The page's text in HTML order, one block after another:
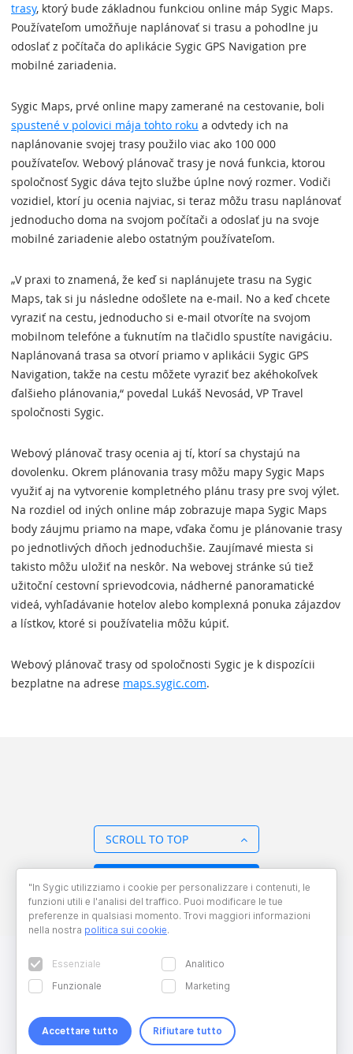
trasy, ktorý bude základnou funkciou online máp Sygic Maps.
Používateľom umožňuje naplánovať si trasu a pohodlne ju
odoslať z počítača do aplikácie Sygic GPS Navigation pre
mobilné zariadenia.
Sygic Maps, prvé online mapy zamerané na cestovanie, boli
spustené v polovici mája tohto roku a odvtedy ich na
naplánovanie svojej trasy použilo viac ako 100 000
používateľov. Webový plánovač trasy je nová funkcia, ktorou
spoločnosť Sygic dáva tejto službe úplne nový rozmer. Vodiči
vozidiel, ktorí ju ocenia najviac, si teraz môžu trasu naplánovať
jednoducho doma na svojom počítači a odoslať ju na svoje
mobilné zariadenie alebo ostatným používateľom.
„V praxi to znamená, že keď si naplánujete trasu na Sygic
Maps, tak si ju následne odošlete na e-mail. No a keď chcete
vyraziť na cestu, jednoducho si e-mail otvoríte na svojom
mobilnom telefóne a ťuknutím na tlačidlo spustíte navigáciu.
Naplánovaná trasa sa otvorí priamo v aplikácii Sygic GPS
Navigation, takže na cestu môžete vyraziť bez akéhokoľvek
ďalšieho plánovania,“ povedal Lukáš Nevosád, VP Travel
spoločnosti Sygic.
Webový plánovač trasy ocenia aj tí, ktorí sa chystajú na
dovolenku. Okrem plánovania trasy môžu mapy Sygic Maps
využiť aj na vytvorenie kompletného plánu trasy pre svoj výlet.
Na rozdiel od iných online máp zobrazuje mapa Sygic Maps
body záujmu priamo na mape, vďaka čomu je plánovanie trasy
po jednotlivých dňoch jednoduchšie. Zaujímavé miesta si
takisto môžu uložiť na neskôr. Na webovej stránke sú tiež
užitoční cestovní sprievodcovia, nádherné panoramatické
videá, vyhľadávanie hotelov alebo komplexná ponuka zájazdov
a lístkov, ktoré si používatelia môžu kúpiť.
Webový plánovač trasy od spoločnosti Sygic je k dispozícii
bezplatne na adrese maps.sygic.com.
SCROLL TO TOP
Copyright © 2026 Sygic. All right reserved. Developed by
"In Sygic utilizziamo i cookie per personalizzare i contenuti, le
funzioni utili e l'analisi del traffico. Puoi modificare le tue
preferenze in qualsiasi momento. Trovi maggiori informazioni
nella nostra politica sui cookie.
Essenziale
Analitico
Funzionale
Marketing
Accettare tutto Rifiutare tutto